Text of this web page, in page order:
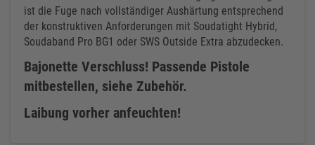
ist die Fuge nach vollständiger Aushärtung entsprechend
der konstruktiven Anforderungen mit Soudatight Hybrid,
Soudaband Pro BG1 oder SWS Outside Extra abzudecken.
Bajonette Verschluss! Passende Pistole
mitbestellen, siehe Zubehör.
Laibung vorher anfeuchten!